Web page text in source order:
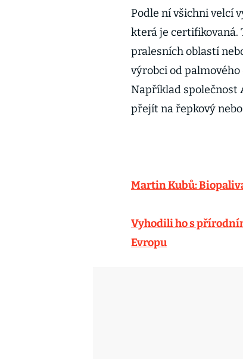
Podle ní všichni velcí
která je certifikovaná.
pralesních oblastí
výrobci od
Například společnost
přejít na řepkový
Martin Kubů:
Vyhodili ho s
Evropu